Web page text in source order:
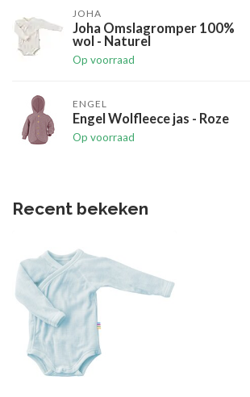
JOHA
Joha Omslagromper 100%
wol - Naturel
Op voorraad
ENGEL
Engel Wolfleece jas - Roze
Op voorraad
Recent bekeken